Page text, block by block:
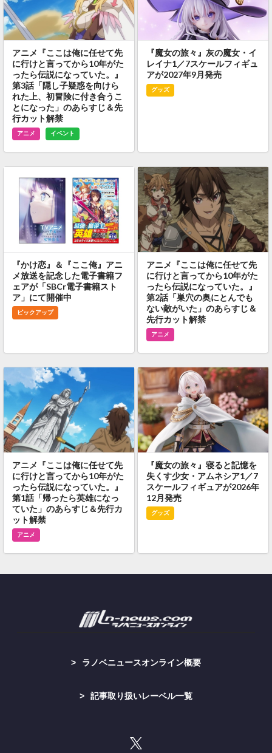
アニメ『ここは俺に任せて先
に行けと言ってから10年がた
ったら伝説になっていた。』
第3話「隠し子疑惑を向けら
れた上、初冒険に付き合うこ
とになった」のあらすじ＆先
行カット解禁
アニメ イベント
『魔女の旅々』灰の魔女・イ
レイナ1／7スケールフィギュ
アが2027年9月発売
グッズ
『かけ恋』＆『ここ俺』アニ
メ放送を記念した電子書籍フ
ェアが「SBCr電子書籍スト
ア」にて開催中
ピックアップ
アニメ『ここは俺に任せて先
に行けと言ってから10年がた
ったら伝説になっていた。』
第2話「巣穴の奥にとんでも
ない敵がいた」のあらすじ＆
先行カット解禁
アニメ
アニメ『ここは俺に任せて先
に行けと言ってから10年がた
ったら伝説になっていた。』
第1話「帰ったら英雄になっ
ていた」のあらすじ＆先行カ
ット解禁
アニメ
『魔女の旅々』寝ると記憶を
失くす少女・アムネシア1／7
スケールフィギュアが2026年
12月発売
グッズ
ラノベニュースオンライン概要
記事取り扱いレーベル一覧